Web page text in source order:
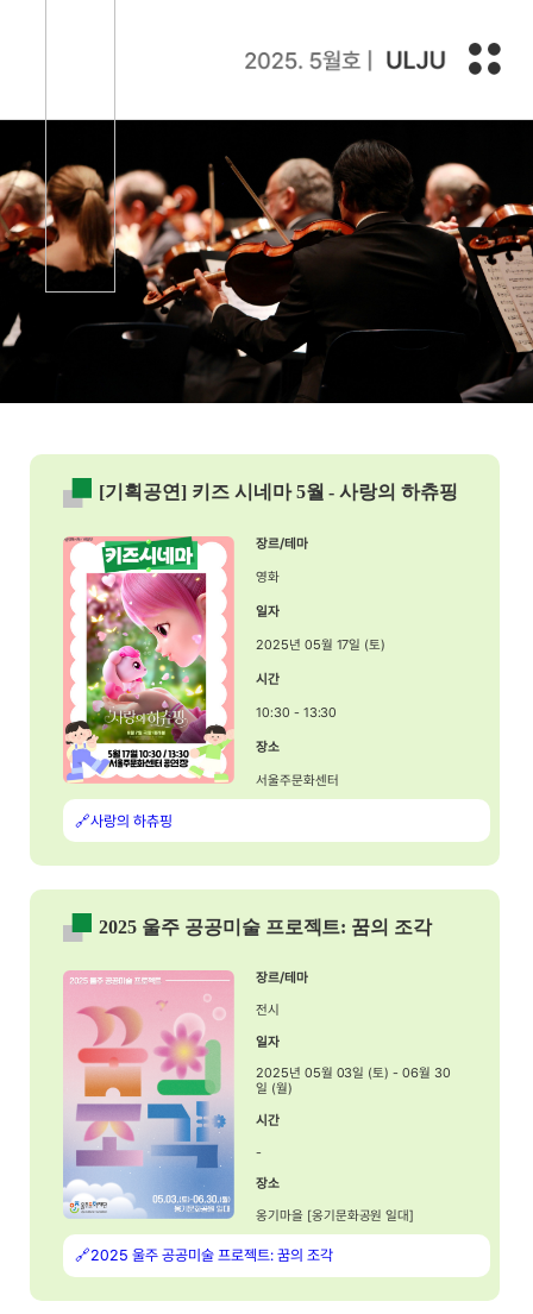
[기획공연] 키즈 시네마 5월 - 사랑의 하츄핑
장르/테마
영화
일자
2025년 05월 17일 (토)
시간
10:30 - 13:30
장소
서울주문화센터
🔗사랑의 하츄핑
2025 울주 공공미술 프로젝트: 꿈의 조각
장르/테마
전시
일자
2025년 05월 03일 (토) - 06월 30
일 (월)
시간
-
장소
옹기마을 [옹기문화공원 일대]
🔗2025 울주 공공미술 프로젝트: 꿈의 조각